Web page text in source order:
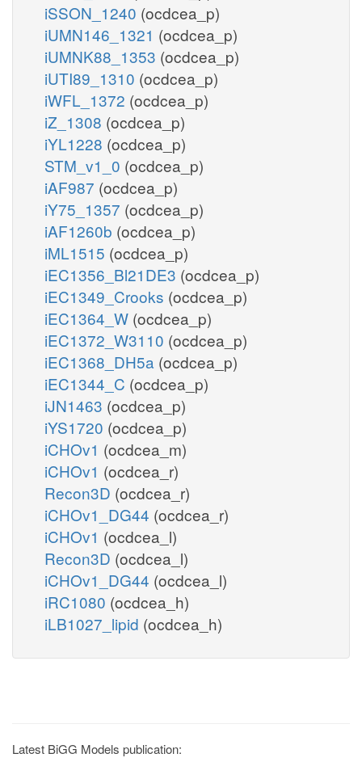
iSSON_1240 (ocdcea_p)
iUMN146_1321 (ocdcea_p)
iUMNK88_1353 (ocdcea_p)
iUTI89_1310 (ocdcea_p)
iWFL_1372 (ocdcea_p)
iZ_1308 (ocdcea_p)
iYL1228 (ocdcea_p)
STM_v1_0 (ocdcea_p)
iAF987 (ocdcea_p)
iY75_1357 (ocdcea_p)
iAF1260b (ocdcea_p)
iML1515 (ocdcea_p)
iEC1356_Bl21DE3 (ocdcea_p)
iEC1349_Crooks (ocdcea_p)
iEC1364_W (ocdcea_p)
iEC1372_W3110 (ocdcea_p)
iEC1368_DH5a (ocdcea_p)
iEC1344_C (ocdcea_p)
iJN1463 (ocdcea_p)
iYS1720 (ocdcea_p)
iCHOv1 (ocdcea_m)
iCHOv1 (ocdcea_r)
Recon3D (ocdcea_r)
iCHOv1_DG44 (ocdcea_r)
iCHOv1 (ocdcea_l)
Recon3D (ocdcea_l)
iCHOv1_DG44 (ocdcea_l)
iRC1080 (ocdcea_h)
iLB1027_lipid (ocdcea_h)
Latest BiGG Models publication: